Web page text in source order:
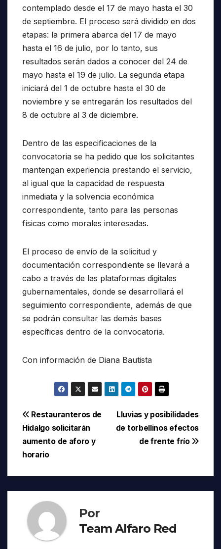
contemplado desde el 17 de mayo hasta el 30
de septiembre. El proceso será dividido en dos
etapas: la primera abarca del 17 de mayo
hasta el 16 de julio, por lo tanto, sus
resultados serán dados a conocer del 24 de
mayo hasta el 19 de julio. La segunda etapa
iniciará del 1 de octubre hasta el 30 de
noviembre y se entregarán los resultados del
8 de octubre al 3 de diciembre.
Dentro de las especificaciones de la
convocatoria se ha pedido que los solicitantes
mantengan experiencia prestando el servicio,
al igual que la capacidad de respuesta
inmediata y la solvencia económica
correspondiente, tanto para las personas
físicas como morales interesadas.
El proceso de envío de la solicitud y
documentación correspondiente se llevará a
cabo a través de las plataformas digitales
gubernamentales, donde se desarrollará el
seguimiento correspondiente, además de que
se podrán consultar las demás bases
específicas dentro de la convocatoria.
Con información de Diana Bautista
Navegación
de
entradas
Lluvias y posibilidades
de torbellinos efectos
de frente frío
Restauranteros de
Hidalgo solicitarán
aumento de aforo y
horario
Por
Team Alfaro Red